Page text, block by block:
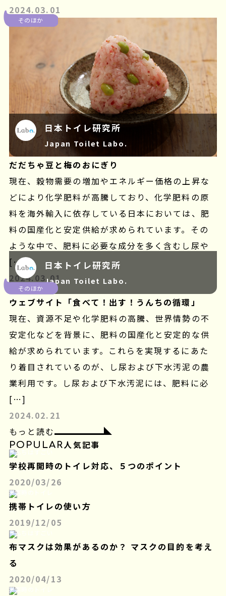
2024.03.01
日本トイレ研究所
Japan Toilet Labo.
そのほか
だだちゃ豆と梅のおにぎり
現在、穀物需要の増加やエネルギー価格の上昇な
どにより化学肥料が高騰しており、化学肥料の原
料を海外輸入に依存している日本においては、肥
料の国産化と安定供給が求められています。その
ような中で、肥料に必要な成分を多く含むし尿や
[…]
2024.03.01
日本トイレ研究所
Japan Toilet Labo.
そのほか
ウェブサイト「食べて！出す！うんちの循環」
現在、資源不足や化学肥料の高騰、世界情勢の不
安定化などを背景に、肥料の国産化と安定的な供
給が求められています。これらを実現するにあた
り着目されているのが、し尿および下水汚泥の農
業利用です。し尿および下水汚泥には、肥料に必
[…]
2024.02.21
もっと読む
POPULAR 人気記事
うんちはすごい
学校再開時のトイレ対応、５つのポイント
2020/03/26
災害時のトイレ
携帯トイレの使い方
2019/12/05
うんちはすごい
布マスクは効果があるのか？ マスクの目的を考え
る
2020/04/13
災害時のトイレ